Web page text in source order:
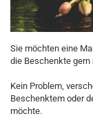
Sie möchten eine
die Beschenkte gern
Kein Problem,
Beschenktem oder
möchte.